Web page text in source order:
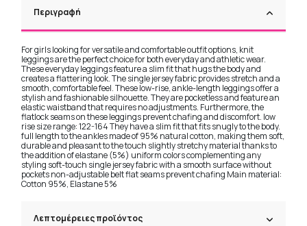
Περιγραφή
For girls looking for versatile and comfortable outfit options, knit
leggings are the perfect choice for both everyday and athletic wear.
These everyday leggings feature a slim fit that hugs the body and
creates a flattering look. The single jersey fabric provides stretch and a
smooth, comfortable feel. These low-rise, ankle-length leggings offer a
stylish and fashionable silhouette. They are pocketless and feature an
elastic waistband that requires no adjustments. Furthermore, the
flatlock seams on these leggings prevent chafing and discomfort. low
rise size range: 122-164 They have a slim fit that fits snugly to the body.
full length to the ankles made of 95% natural cotton, making them soft,
durable and pleasant to the touch slightly stretchy material thanks to
the addition of elastane (5%) uniform colors complementing any
styling soft-touch single jersey fabric with a smooth surface without
pockets non-adjustable belt flat seams prevent chafing Main material:
Cotton 95%, Elastane 5%
Λεπτομέρειες προϊόντος